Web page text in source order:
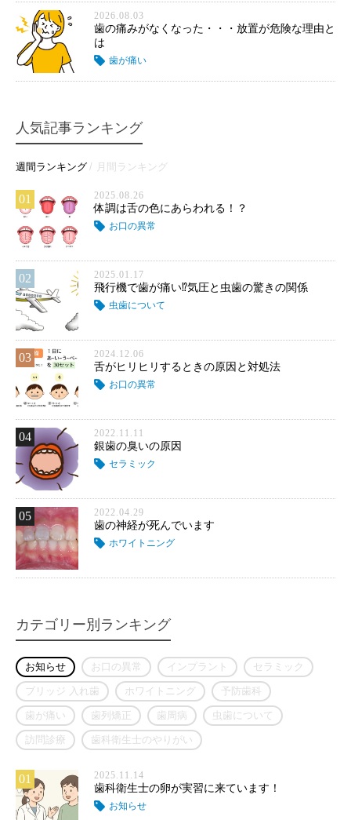
2026.08.03
歯の痛みがなくなった・・・放置が危険な理由と
は
歯が痛い
人気記事ランキング
週間ランキング 月間ランキング
01 2025.08.26
体調は舌の色にあらわれる！？
お口の異常
02 2025.01.17
飛行機で歯が痛い⁉気圧と虫歯の驚きの関係
虫歯について
03 2024.12.06
舌がヒリヒリするときの原因と対処法
お口の異常
04 2022.11.11
銀歯の臭いの原因
セラミック
05 2022.04.29
歯の神経が死んでいます
ホワイトニング
カテゴリー別ランキング
お知らせ お口の異常 インプラント セラミック
ブリッジ 入れ歯 ホワイトニング 予防歯科
歯が痛い 歯列矯正 歯周病 虫歯について
訪問診療 歯科衛生士のやりがい
01 2025.11.14
歯科衛生士の卵が実習に来ています！
お知らせ